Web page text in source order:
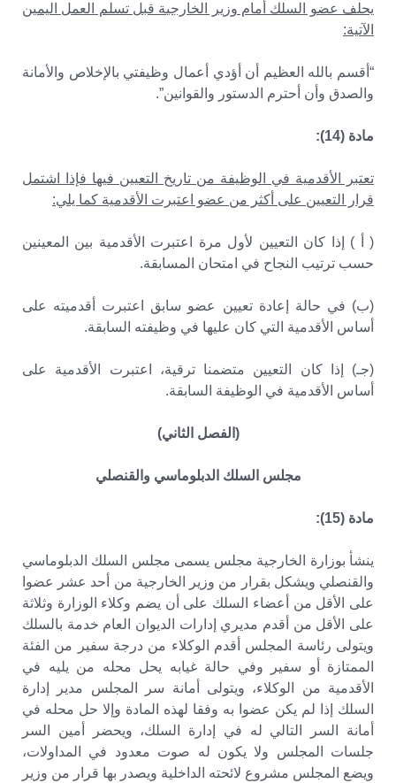
يحلف عضو السلك أمام وزير الخارجية قبل تسلم العمل اليمين
الآتية:
“أقسم بالله العظيم أن أؤدي أعمال وظيفتي بالإخلاص والأمانة
والصدق وأن أحترم الدستور والقوانين”.
مادة (14):
تعتبر الأقدمية في الوظيفة من تاريخ التعيين فيها فإذا اشتمل
قرار التعيين على أكثر من عضو اعتبرت الأقدمية كما يلي:
( أ ) إذا كان التعيين لأول مرة اعتبرت الأقدمية بين المعينين
حسب ترتيب النجاح في امتحان المسابقة.
(ب) في حالة إعادة تعيين عضو سابق اعتبرت أقدميته على
أساس الأقدمية التي كان عليها في وظيفته السابقة.
(جـ) إذا كان التعيين متضمنا ترقية، اعتبرت الأقدمية على
أساس الأقدمية في الوظيفة السابقة.
(الفصل الثاني)
مجلس السلك الدبلوماسي والقنصلي
مادة (15):
ينشأ بوزارة الخارجية مجلس يسمى مجلس السلك الدبلوماسي
والقنصلي ويشكل بقرار من وزير الخارجية من أحد عشر عضوا
على الأقل من أعضاء السلك على أن يضم وكلاء الوزارة وثلاثة
على الأقل من أقدم مديري إدارات الديوان العام خدمة بالسلك
ويتولى رئاسة المجلس أقدم الوكلاء من درجة سفير من الفئة
الممتازة أو سفير وفي حالة غيابه يحل محله من يليه في
الأقدمية من الوكلاء، ويتولى أمانة سر المجلس مدير إدارة
السلك إذا لم يكن عضوا به وفقا لهذه المادة وإلا حل محله في
أمانة السر التالي له في إدارة السلك، ويحضر أمين السر
جلسات المجلس ولا يكون له صوت معدود في المداولات،
ويضع المجلس مشروع لائحته الداخلية ويصدر بها قرار من وزير